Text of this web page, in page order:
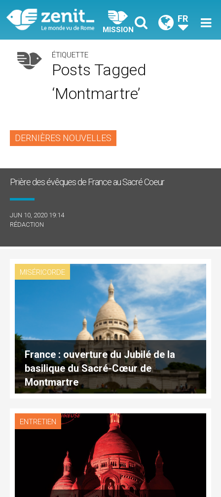
MISSION
FR
ÉTIQUETTE
Posts Tagged
‘Montmartre’
DERNIÈRES NOUVELLES
Prière des évêques de France au Sacré Coeur
JUN 10, 2020 19:14
RÉDACTION
MISÉRICORDE
France : ouverture du Jubilé de la
basilique du Sacré-Cœur de
Montmartre
ENTRETIEN